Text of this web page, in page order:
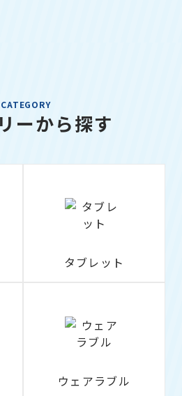
CATEGORY
ーから探す
タブレット
ウェアラブル